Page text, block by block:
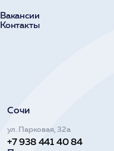
Вакансии
Контакты
Сочи
ул. Парковая, 32а
+7 938 441 40 84